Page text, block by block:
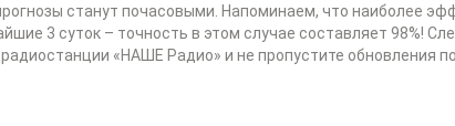
станут почасовыми. Напоминаем, что наиболее
3 суток – точность в этом случае составляет 98%!
«НАШЕ Радио» и не пропустите